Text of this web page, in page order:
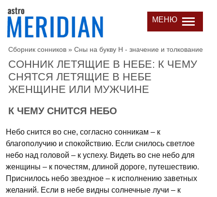
МЕНЮ
Сборник сонников » Сны на букву Н - значение и толкование
СОННИК ЛЕТЯЩИЕ В НЕБЕ: К ЧЕМУ
СНЯТСЯ ЛЕТЯЩИЕ В НЕБЕ
ЖЕНЩИНЕ ИЛИ МУЖЧИНЕ
К ЧЕМУ СНИТСЯ НЕБО
Небо снится во сне, согласно сонникам – к
благополучию и спокойствию. Если снилось светлое
небо над головой – к успеху. Видеть во сне небо для
женщины – к почестям, длиной дороге, путешествию.
Приснилось небо звездное – к исполнению заветных
желаний. Если в небе видны солнечные лучи – к